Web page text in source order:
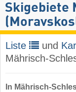
Skigebiete
Liste und
Mährisch-
In Mährisch-